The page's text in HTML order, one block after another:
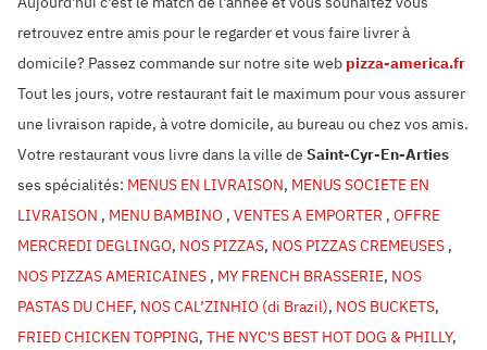
retrouvez entre amis pour le regarder et vous faire livrer à
domicile? Passez commande sur notre site web pizza-america.fr
Tout les jours, votre restaurant fait le maximum pour vous assurer
une livraison rapide, à votre domicile, au bureau ou chez vos amis.
Votre restaurant vous livre dans la ville de Saint-Cyr-En-Arties
ses spécialités: MENUS EN LIVRAISON, MENUS SOCIETE EN
LIVRAISON , MENU BAMBINO , VENTES A EMPORTER , OFFRE
MERCREDI DEGLINGO, NOS PIZZAS, NOS PIZZAS CREMEUSES ,
NOS PIZZAS AMERICAINES , MY FRENCH BRASSERIE, NOS
PASTAS DU CHEF, NOS CAL’ZINHIO (di Brazil), NOS BUCKETS,
FRIED CHICKEN TOPPING, THE NYC'S BEST HOT DOG & PHILLY,